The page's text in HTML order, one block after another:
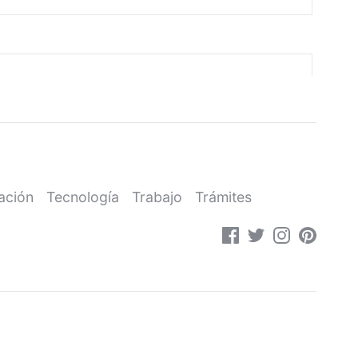
Tecnología Trabajo Trámites